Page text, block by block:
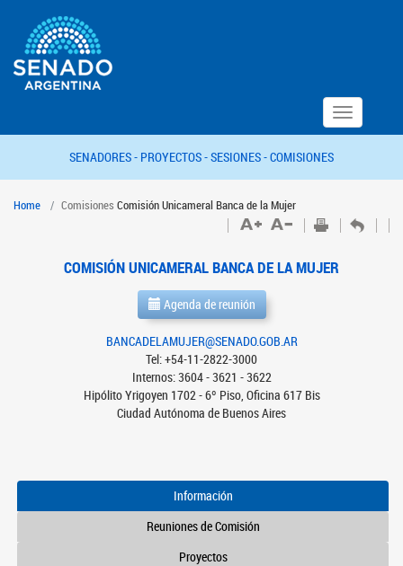
Toggle
navigation
SENADORES - PROYECTOS -SESIONES -COMISIONES
Home Comisiones Comisión Unicameral Banca de la Mujer
COMISIÓN UNICAMERAL BANCA DE LA MUJER
Agenda de reunión
BANCADELAMUJER@SENADO.GOB.AR
Tel: +54-11-2822-3000
Internos: 3604 - 3621 - 3622
Hipólito Yrigoyen 1702 - 6º Piso, Oficina 617 Bis
Ciudad Autónoma de Buenos Aires
Información
Reuniones de Comisión
Proyectos